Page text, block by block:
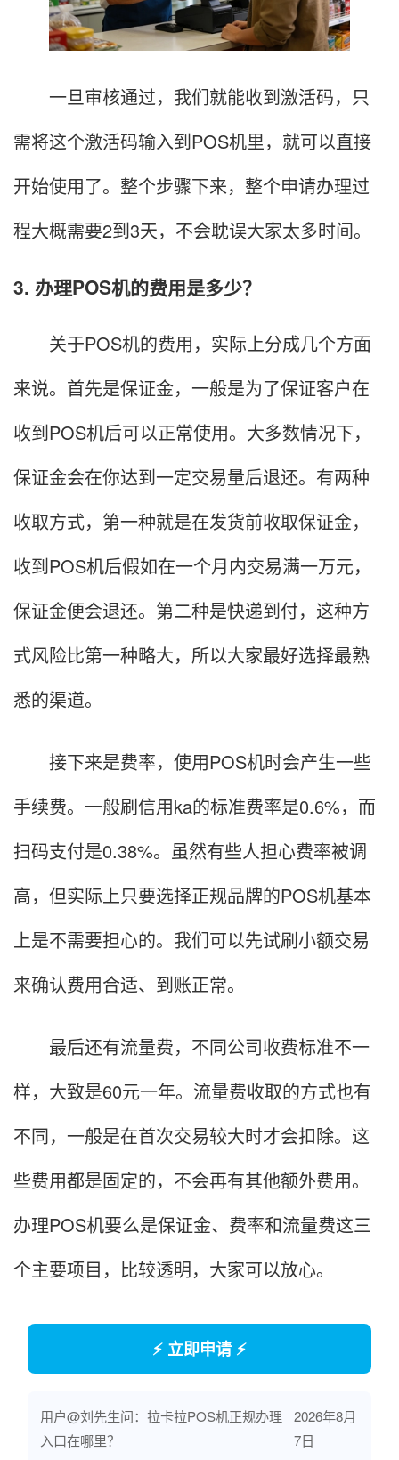
一旦审核通过，我们就能收到激活码，只
需将这个激活码输入到POS机里，就可以直接
开始使用了。整个步骤下来，整个申请办理过
程大概需要2到3天，不会耽误大家太多时间。
3. 办理POS机的费用是多少？
关于POS机的费用，实际上分成几个方面
来说。首先是保证金，一般是为了保证客户在
收到POS机后可以正常使用。大多数情况下，
保证金会在你达到一定交易量后退还。有两种
收取方式，第一种就是在发货前收取保证金，
收到POS机后假如在一个月内交易满一万元，
保证金便会退还。第二种是快递到付，这种方
式风险比第一种略大，所以大家最好选择最熟
悉的渠道。
接下来是费率，使用POS机时会产生一些
手续费。一般刷信用ka的标准费率是0.6%，而
扫码支付是0.38%。虽然有些人担心费率被调
高，但实际上只要选择正规品牌的POS机基本
上是不需要担心的。我们可以先试刷小额交易
来确认费用合适、到账正常。
最后还有流量费，不同公司收费标准不一
样，大致是60元一年。流量费收取的方式也有
不同，一般是在首次交易较大时才会扣除。这
些费用都是固定的，不会再有其他额外费用。
办理POS机要么是保证金、费率和流量费这三
个主要项目，比较透明，大家可以放心。
⚡ 立即申请 ⚡
用户@刘先生问：拉卡拉POS机正规办理
入口在哪里？
2026年8月
7日